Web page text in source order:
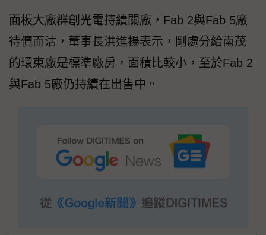
面板大廠群創光電持續關廠，Fab 2與Fab 5廠
待價而沽，董事長洪進揚表示，剛處分給南茂
的環東廠是標準廠房，面積比較小，至於Fab 2
與Fab 5廠仍持續在出售中。